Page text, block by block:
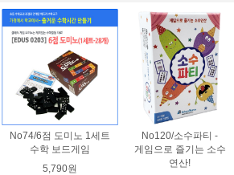
No74/6점 도미노 1세트
수학 보드게임
5,790원
No120/소수파티 -
게임으로 즐기는 소수
연산!